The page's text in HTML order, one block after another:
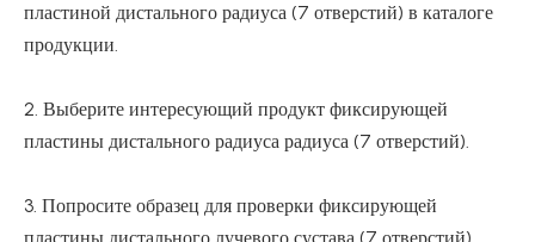
пластиной дистального радиуса (7 отверстий) в каталоге
продукции.
2. Выберите интересующий продукт фиксирующей
пластины дистального радиуса радиуса (7 отверстий).
3. Попросите образец для проверки фиксирующей